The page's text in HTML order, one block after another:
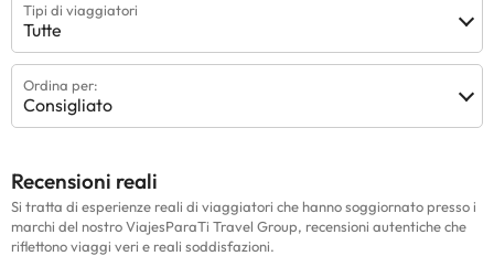
Tipi di viaggiatori
Tutte
Ordina per:
Consigliato
Recensioni reali
Si tratta di esperienze reali di viaggiatori che hanno soggiornato presso i
marchi del nostro ViajesParaTi Travel Group, recensioni autentiche che
riflettono viaggi veri e reali soddisfazioni.